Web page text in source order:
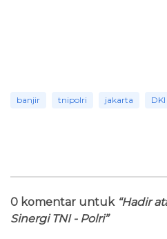
banjir tnipolri jakarta
0 komentar untuk “Hadir
Sinergi TNI - Polri”